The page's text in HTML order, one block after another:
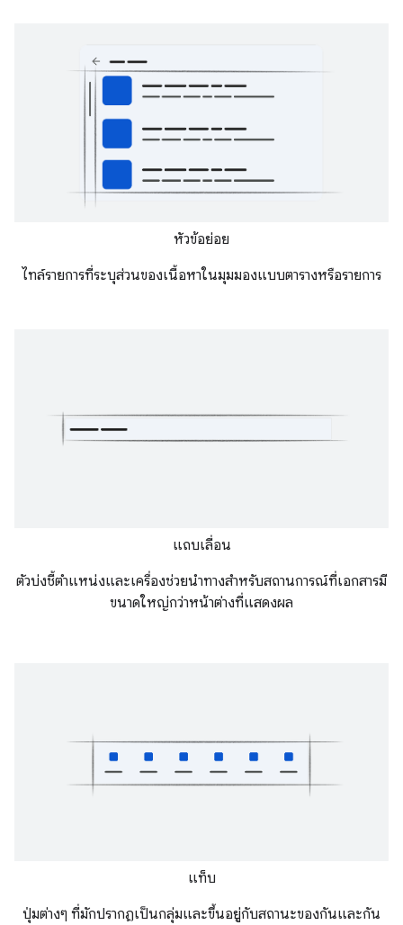
หัวข้อย่อย
ไทล์รายการที่ระบุส่วนของเนื้อหาในมุมมองแบบตารางหรือรายการ
แถบเลื่อน
ตัวบ่งชี้ตำแหน่งและเครื่องช่วยนำทางสำหรับสถานการณ์ที่เอกสารมี
ขนาดใหญ่กว่าหน้าต่างที่แสดงผล
แท็บ
ปุ่มต่างๆ ที่มักปรากฏเป็นกลุ่มและขึ้นอยู่กับสถานะของกันและกัน